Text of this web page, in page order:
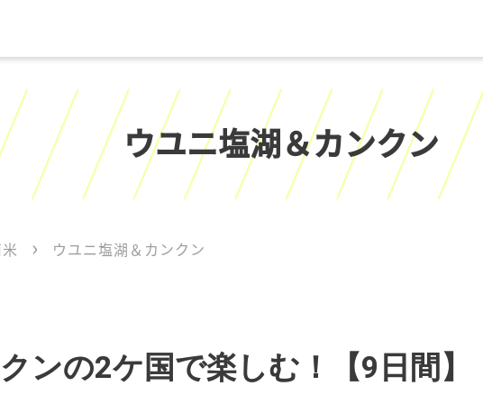
ウユニ塩湖＆カンクン
ウユニ塩湖＆カンクン
ンの2ケ国で楽しむ！【9日間】